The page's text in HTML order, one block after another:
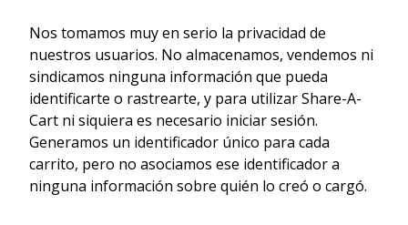
Nos tomamos muy en serio la privacidad de
nuestros usuarios. No almacenamos, vendemos ni
sindicamos ninguna información que pueda
identificarte o rastrearte, y para utilizar Share-A-
Cart ni siquiera es necesario iniciar sesión.
Generamos un identificador único para cada
carrito, pero no asociamos ese identificador a
ninguna información sobre quién lo creó o cargó.